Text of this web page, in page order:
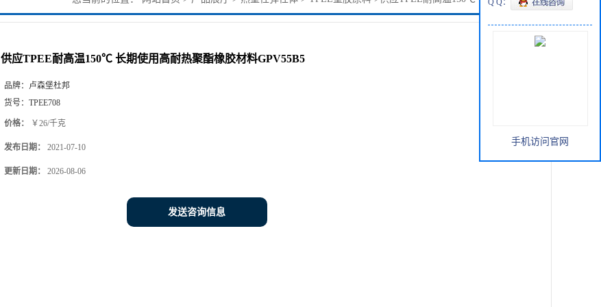
聚酯橡胶材料GPV55B5
供应TPEE耐高温150℃ 长期使用高耐热聚酯橡胶材料GPV55B5
品牌： 卢森堡杜邦
货号： TPEE708
价格： ￥26/千克
发布日期： 2021-07-10
更新日期： 2026-08-06
发送咨询信息
Q Q：
手机访问官网